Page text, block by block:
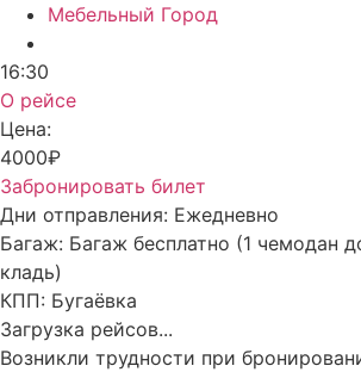
Мебельный Город
16:30
О рейсе
Цена:
4000₽
Забронировать билет
Дни отправления: Ежедневно
Багаж: Багаж бесплатно (1 чемодан
кладь)
КПП: Бугаёвка
Загрузка рейсов...
Возникли трудности при